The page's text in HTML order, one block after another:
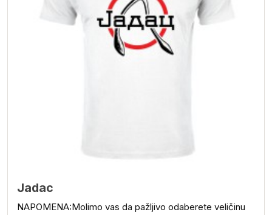
Jadac
NAPOMENA:Molimo vas da pažljivo odaberete veličinu